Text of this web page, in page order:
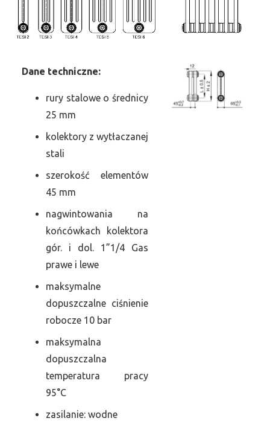
Dane techniczne:
rury stalowe o średnicy
25 mm
kolektory z wytłaczanej
stali
szerokość elementów
45 mm
nagwintowania na
końcówkach kolektora
gór. i dol. 1”1/4 Gas
prawe i lewe
maksymalne
dopuszczalne ciśnienie
robocze 10 bar
maksymalna
dopuszczalna
temperatura pracy
95°C
zasilanie: wodne